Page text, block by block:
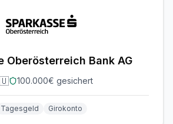
Oberösterreich Bank AG
100.000€ gesichert
Tagesgeld Girokonto